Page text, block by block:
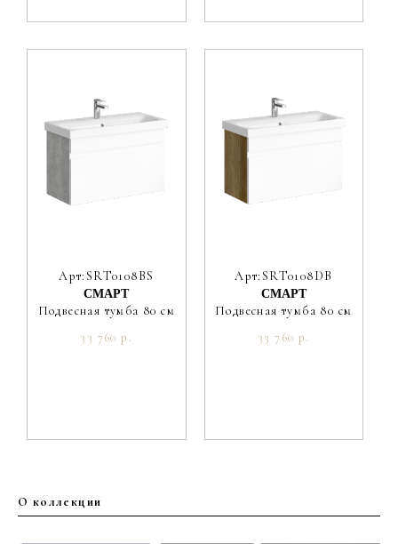
Арт:SRT0108BS
СМАРТ
Подвесная тумба 80 см
33 760 р.
Арт:SRT0108DB
СМАРТ
Подвесная тумба 80 см
33 760 р.
О коллекции